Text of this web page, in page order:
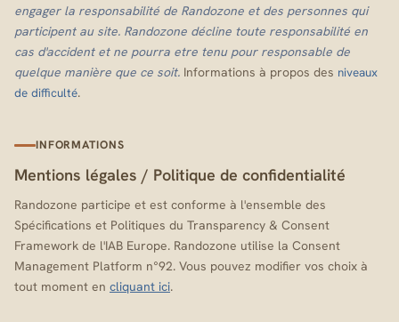
engager la responsabilité de Randozone et des personnes qui
participent au site. Randozone décline toute responsabilité en
cas d'accident et ne pourra etre tenu pour responsable de
quelque manière que ce soit. Informations à propos des niveaux
de difficulté.
INFORMATIONS
Mentions légales / Politique de confidentialité
Randozone participe et est conforme à l'ensemble des
Spécifications et Politiques du Transparency & Consent
Framework de l'IAB Europe. Randozone utilise la Consent
Management Platform n°92. Vous pouvez modifier vos choix à
tout moment en cliquant ici.